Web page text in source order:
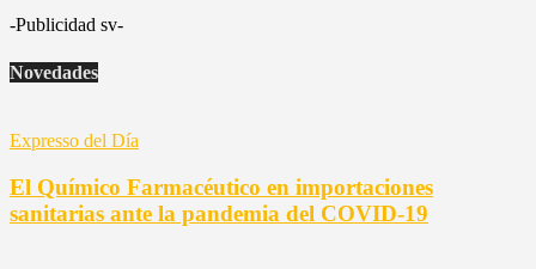
-Publicidad sv-
Novedades
Expresso del Día
El Químico Farmacéutico en importaciones
sanitarias ante la pandemia del COVID-19